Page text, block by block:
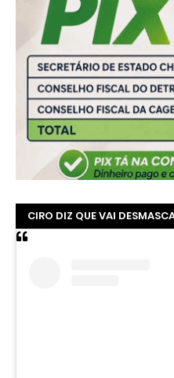
CIRO DIZ QUE VAI